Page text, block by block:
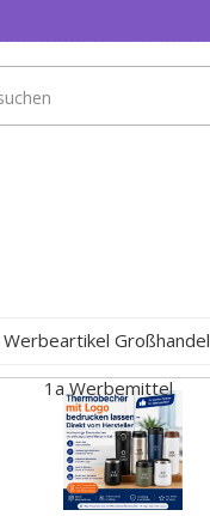
Werbeartikel Großhandel
1a Werbemittel